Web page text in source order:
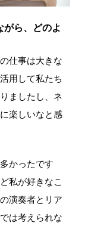
がら、どのよ
仕事は大きな
用して私たち
ましたし、ネ
楽しいなと感
かったです
私が好きなこ
演奏者とリア
は考えられな